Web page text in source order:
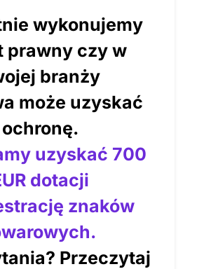
wykonujemy
prawny czy w
branży
może uzyskać
ochronę.
uzyskać 700
dotacji
znaków
Przeczytaj